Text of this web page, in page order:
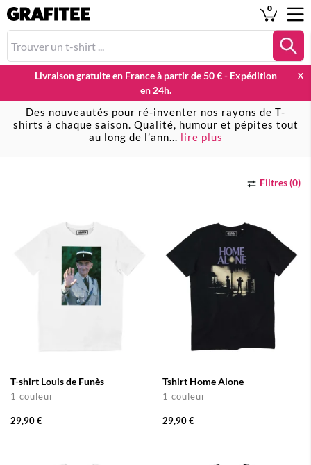
Livraison gratuite en France à partir de 50 € - Expédition
en 24h.
X
0
Nouveautés
Des nouveautés pour ré-inventer nos rayons de T-
shirts à chaque saison. Qualité, humour et pépites tout
au long de l’ann... lire plus
Filtres (0)
T-shirt Louis de Funès
1 couleur
29,90 €
Tshirt Home Alone
1 couleur
29,90 €